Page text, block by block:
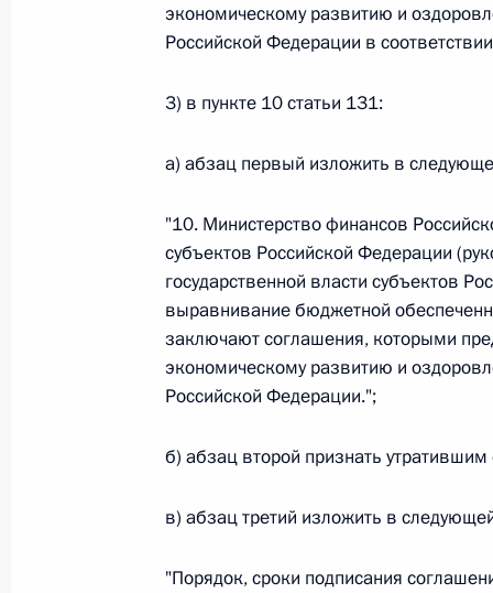
Федеральный закон от
процессуального кодекса Российской
Федеральный закон от
О внесении изменений в статью 13–2
и признании утратившим силу пункта 1
изменений в Федеральный закон „Об
26 июля 2026 года
Федеральный закон от
экономическому развитию и
Российской Федерации в
3) в пункте 10 статьи 131:
а) абзац первый изложить в
"10. Министерство финансов
субъектов Российской Федерации
государственной власти субъектов
выравнивание бюджетной
заключают соглашения, которыми
экономическому развитию и
Российской Федерации.";
б) абзац второй признать утратившим
в) абзац третий изложить в
"Порядок, сроки подписания